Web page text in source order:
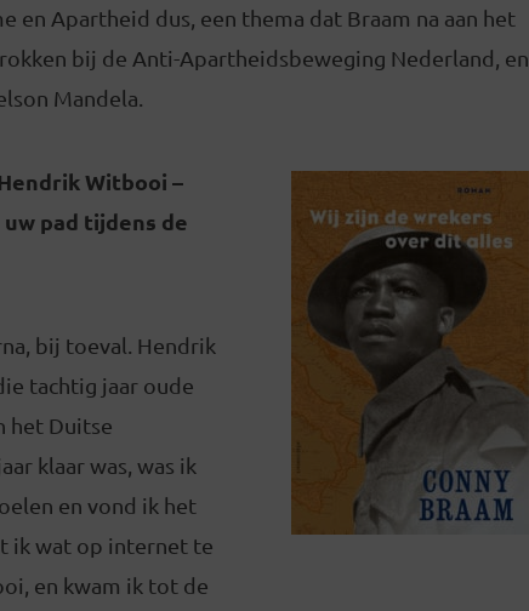
en Apartheid dus, een thema dat Braam na aan het
bij de Anti-Apartheidsbeweging Nederland, en
Mandela.
Witbooi –
pad tijdens de
bij toeval. Hendrik
tachtig jaar oude
het Duitse
klaar was, was ik
en vond ik het
ik wat op internet te
en kwam ik tot de